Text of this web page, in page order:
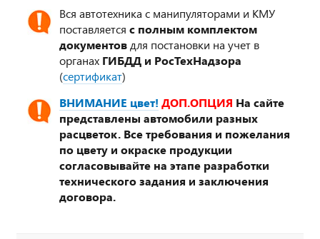
Вся автотехника с манипуляторами и КМУ
поставляется с полным комплектом
документов для постановки на учет в
органах ГИБДД и РосТехНадзора
(сертификат)
ВНИМАНИЕ цвет! ДОП.ОПЦИЯ На сайте
представлены автомобили разных
расцветок. Все требования и пожелания
по цвету и окраске продукции
согласовывайте на этапе разработки
технического задания и заключения
договора.